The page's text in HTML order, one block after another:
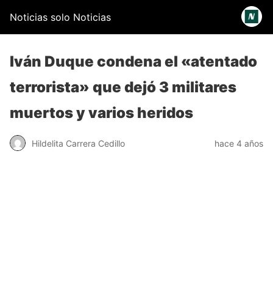
Noticias solo Noticias
Iván Duque condena el «atentado
terrorista» que dejó 3 militares
muertos y varios heridos
Hildelita Carrera Cedillo hace 4 años